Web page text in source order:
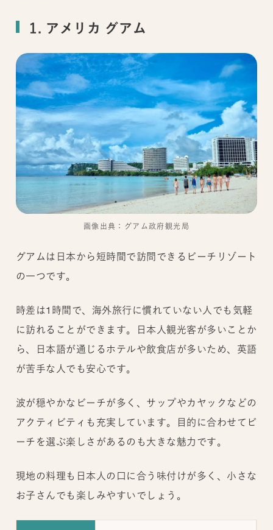
1. アメリカ グアム
画像出典：グアム政府観光局
グアムは日本から短時間で訪問できるビーチリゾート
の一つです。
時差は1時間で、海外旅行に慣れていない人でも気軽
に訪れることができます。日本人観光客が多いことか
ら、日本語が通じるホテルや飲食店が多いため、英語
が苦手な人でも安心です。
波が穏やかなビーチが多く、サップやカヤックなどの
アクティビティも充実しています。目的に合わせてビ
ーチを選ぶ楽しさがあるのも大きな魅力です。
現地の料理も日本人の口に合う味付けが多く、小さな
お子さんでも楽しみやすいでしょう。